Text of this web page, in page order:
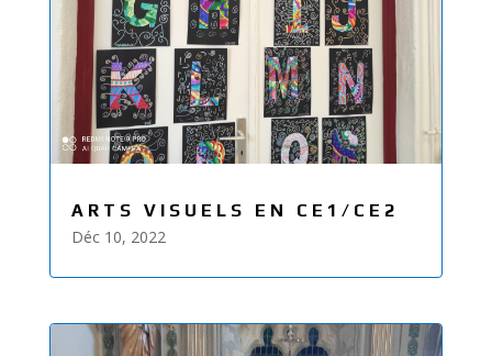
ARTS VISUELS EN CE1/CE2
Déc 10, 2022